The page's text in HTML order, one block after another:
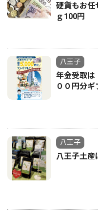
硬貨もお
ｇ100円
八王子
年金受取
００円分ギ
八王子
八王子土産